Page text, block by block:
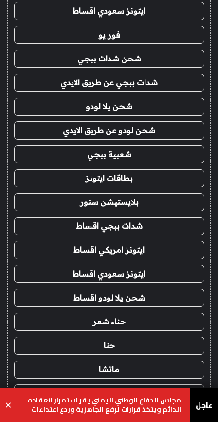
ايتونز سعودي اقساط
فور يو
شحن شدات ببجي
شدات ببجي عن طريق الايدي
شحن يلا لودو
شحن لودو عن طريق الايدي
شعبية ببجي
بطاقات ايتونز
بلايستيشن ستور
شدات ببجي اقساط
ايتونز امريكي اقساط
ايتونز سعودي اقساط
شحن يلا لودو اقساط
حناء شعر
حنا
ماتشا
شدات ببجي تمارا
عاجل مجلس الدفاع الوطني اليمني يقر استمرار انعقاده
الدائم ويتخذ قرارات لرفع الجاهزية وردع اعتداءات
المليشيات الحوثية
×